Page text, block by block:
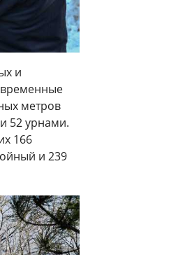
и
метров
52 урнами.
166
и 239